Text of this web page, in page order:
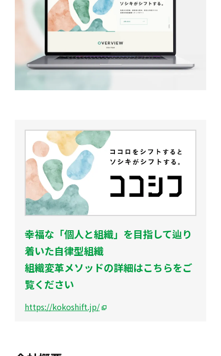
幸福な「個人と組織」を目指して辿り
着いた自律型組織
組織変革メソッドの詳細はこちらをご
覧ください
https://kokoshift.jp/